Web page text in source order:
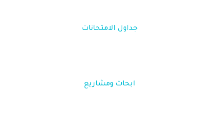
جداول الامتحانات
ابحاث ومشاريع